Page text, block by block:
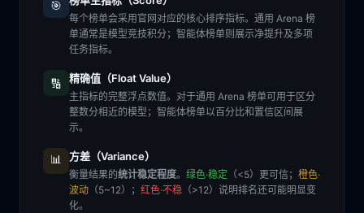
🎯
每个榜单会采用官网对应的核心排序指标。通用 Arena 榜
单通常是模型竞技积分；智能体榜单则展示净提升及多项
任务指标。
🔢 精确值（Float Value）
主指标的完整浮点数值。对于通用 Arena 榜单可用于区分
整数分相近的模型；智能体榜单以百分比和置信区间展
示。
📊 方差（Variance）
衡量结果的统计稳定程度。 绿色·稳定 （<5）更可信； 橙色·
波动 （5~12）； 红色·不稳 （>12）说明排名还可能明显变
化。